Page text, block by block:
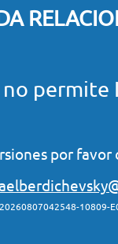
permite
por
10809-